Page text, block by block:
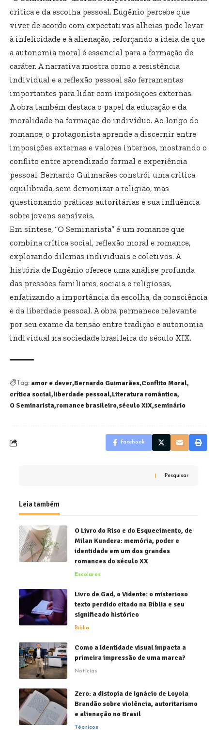
crítica e da escolha pessoal. Eugênio percebe que
viver de acordo com expectativas alheias pode levar
à infelicidade e à alienação, reforçando a ideia de que
a autonomia moral é essencial para a formação de
caráter. A narrativa mostra como a resistência
individual e a reflexão pessoal são ferramentas
importantes para lidar com imposições externas.
A obra também destaca o papel da educação e da
moralidade na formação do indivíduo. Ao longo do
romance, o protagonista aprende a discernir entre
imposições externas e valores internos, mostrando o
conflito entre aprendizado formal e experiência
pessoal. Bernardo Guimarães constrói uma crítica
equilibrada, sem demonizar a religião, mas
questionando práticas autoritárias e sua influência
sobre jovens sensíveis.
Em síntese, “O Seminarista” é um romance que
combina crítica social, reflexão moral e romance,
explorando dilemas individuais e coletivos. A
história de Eugênio oferece uma análise profunda
das pressões familiares, sociais e religiosas,
enfatizando a importância da escolha, da consciência
e da liberdade pessoal. A obra permanece relevante
por seu exame da tensão entre tradição e autonomia
individual na sociedade brasileira do século XIX.
Tag: amor e dever Bernardo Guimarães Conflito Moral
crítica social liberdade pessoal Literatura romântica
O Seminarista romance brasileiro século XIX seminário
Facebook
Pesquisar
Leia também
O Livro do Riso e do Esquecimento, de
Milan Kundera: memória, poder e
identidade em um dos grandes
romances do século XX
Escolares
Livro de Gad, o Vidente: o misterioso
texto perdido citado na Bíblia e seu
significado histórico
Bíblia
Como a identidade visual impacta a
primeira impressão de uma marca?
Notícias
Zero: a distopia de Ignácio de Loyola
Brandão sobre violência, autoritarismo
e alienação no Brasil
Técnicos